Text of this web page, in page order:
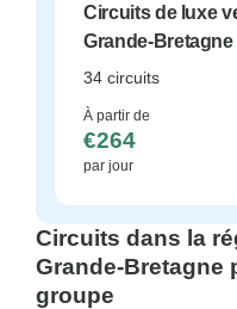
Circuits de luxe
Grande-Bretagne
34 circuits
À partir de
€264
par jour
Circuits dans la
Grande-Bretagne
groupe